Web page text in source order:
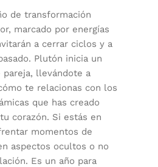
de transformación
marcado por energías
a cerrar ciclos y a
Plutón inicia un
llevándote a
te relacionas con los
que has creado
corazón. Si estás en
momentos de
aspectos ocultos o no
Es un año para